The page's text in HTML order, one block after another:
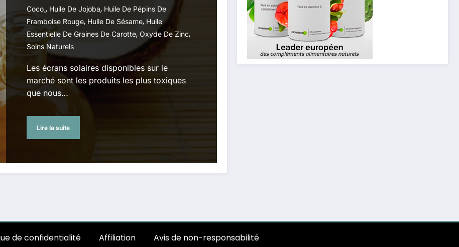
Coco¸ , Huile De Jojoba, Huile De Pépins De
Framboise Rouge, Huile De Sésame, Huile
Essentielle De Graines De Carotte, Oxyde De Zinc,
Soins Naturels
Les écrans solaires disponibles sur le
marché sont les produits les plus toxiques
que nous…
Lire la suite
de confidentialité Affiliation Avis de non-responsabilité